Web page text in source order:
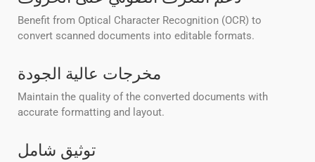
Benefit from Optical Character Recognition (OCR) to
convert scanned documents into editable formats.
مخرجات عالية الجودة
Maintain the quality of the converted documents with
accurate formatting and layout.
توثيق شامل